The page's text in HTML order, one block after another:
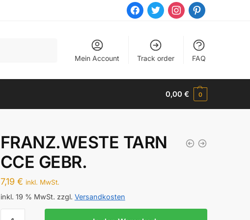
facebooktwitter instagrampinterest
Mein Account Track order FAQ
0,00€ 0
FRANZ.WESTE TARN
CCE GEBR.
7,19 € inkl. MwSt.
inkl. 19 % MwSt. zzgl. Versandkosten